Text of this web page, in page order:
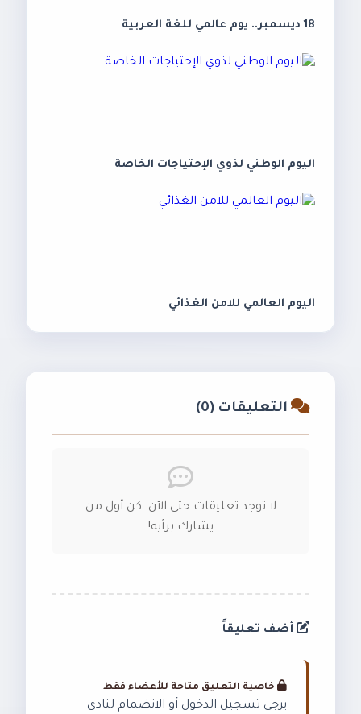
18 ديسمبر.. يوم عالمي للغة العربية
اليوم الوطني لذوي الإحتياجات الخاصة
اليوم العالمي للامن الغذائي
التعليقات (0)
لا توجد تعليقات حتى الآن. كن أول من
يشارك برأيه!
أضف تعليقاً
خاصية التعليق متاحة للأعضاء فقط
يرجى تسجيل الدخول أو الانضمام لنادي